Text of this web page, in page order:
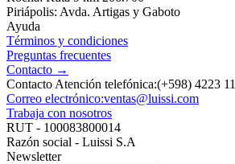
Piriápolis: Avda. Artigas y Gaboto
Ayuda
Términos y condiciones
Preguntas frecuentes
Contacto →
Contacto Atención telefónica:(+598) 4223
Correo electrónico:ventas@luissi.com
Trabaja con nosotros
RUT - 100083800014
Razón social - Luissi S.A
Newsletter